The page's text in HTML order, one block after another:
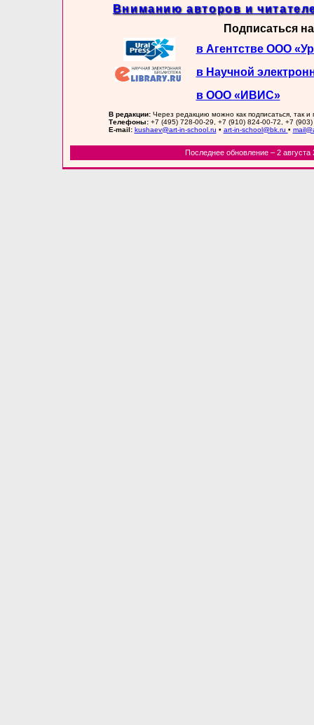
Вниманию авторов и
Подписаться
в Агентстве ООО
в Научной
в ООО «ИВИС»
В редакции:Через редакцию можно как подписаться, так
Телефоны:+7 (495) 728-00-29, +7 (910) 824-00-72, +7
E-mail: kushaev@art-in-school.ru • art-in-school@bk.ru •
Последнее обновление – 2 августа